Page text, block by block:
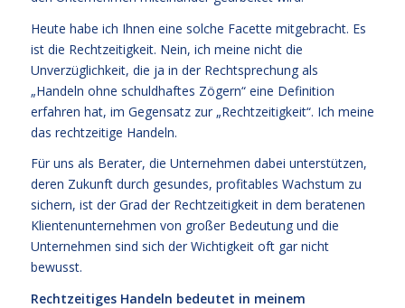
Heute habe ich Ihnen eine solche Facette mitgebracht. Es
ist die Rechtzeitigkeit. Nein, ich meine nicht die
Unverzüglichkeit, die ja in der Rechtsprechung als
„Handeln ohne schuldhaftes Zögern“ eine Definition
erfahren hat, im Gegensatz zur „Rechtzeitigkeit“. Ich meine
das rechtzeitige Handeln.
Für uns als Berater, die Unternehmen dabei unterstützen,
deren Zukunft durch gesundes, profitables Wachstum zu
sichern, ist der Grad der Rechtzeitigkeit in dem beratenen
Klientenunternehmen von großer Bedeutung und die
Unternehmen sind sich der Wichtigkeit oft gar nicht
bewusst.
Rechtzeitiges Handeln bedeutet in meinem